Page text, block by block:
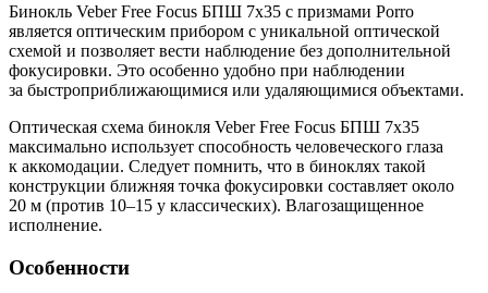
Бинокль Veber Free Focus БПШ 7x35 с призмами Porro
является оптическим прибором с уникальной оптической
схемой и позволяет вести наблюдение без дополнительной
фокусировки. Это особенно удобно при наблюдении
за быстроприближающимися или удаляющимися объектами.
Оптическая схема бинокля Veber Free Focus БПШ 7x35
максимально использует способность человеческого глаза
к аккомодации. Следует помнить, что в биноклях такой
конструкции ближняя точка фокусировки составляет около
20 м (против 10–15 у классических). Влагозащищенное
исполнение.
Особенности